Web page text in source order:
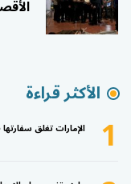
الأكثر قراءة
1 الإمارات تغلق